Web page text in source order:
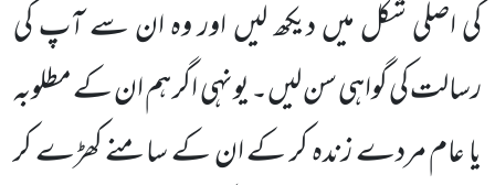
کی اصلی شکل میں دیکھ لیں اور وہ ان سے آپ کی
رسالت کی گواہی سن لیں۔ یونہی اگر ہم ان کے مطلوبہ
یا عام مردے زندہ کر کے ان کے سامنے کھڑے کر